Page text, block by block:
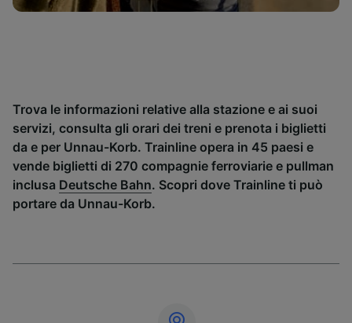
Trova le informazioni relative alla stazione e ai suoi
servizi, consulta gli orari dei treni e prenota i biglietti
da e per Unnau-Korb. Trainline opera in 45 paesi e
vende biglietti di 270 compagnie ferroviarie e pullman
inclusa Deutsche Bahn. Scopri dove Trainline ti può
portare da Unnau-Korb.